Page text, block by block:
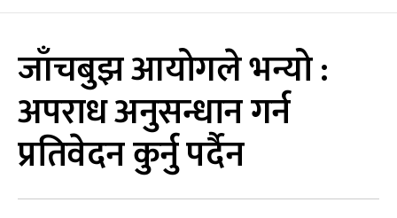
जाँचबुझ आयोगले भन्यो :
अपराध अनुसन्धान गर्न
प्रतिवेदन कुर्नु पर्दैन